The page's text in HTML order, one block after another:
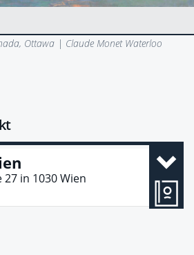
Ottawa | Claude Monet Waterloo
27 in 1030Wien